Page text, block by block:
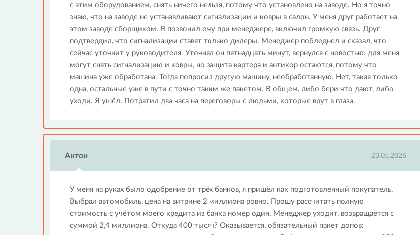
с этим оборудованием, снять ничего нельзя, потому что установлено на заводе. Но я точно
знаю, что на заводе не устанавливают сигнализации и ковры в салон. У меня друг работает на
этом заводе сборщиком. Я позвонил ему при менеджере, включил громкую связь. Друг
подтвердил, что сигнализации ставят только дилеры. Менеджер побледнел и сказал, что
сейчас уточнит у руководителя. Уточнял он пятнадцать минут, вернулся с новостью: для меня
могут снять сигнализацию и ковры, но защита картера и антикор остаются, потому что
машина уже обработана. Тогда попросил другую машину, необработанную. Нет, такая только
одна, остальные уже в пути с точно таким же пакетом. В общем, либо бери что дают, либо
уходи. Я ушёл. Потратил два часа на переговоры с людьми, которые врут в глаза.
Антон 23.05.2026
У меня на руках было одобрение от трёх банков, я пришёл как подготовленный покупатель.
Выбрал автомобиль, цена на витрине 2 миллиона ровно. Прошу рассчитать полную
стоимость с учётом моего кредита из банка номер один. Менеджер уходит, возвращается с
суммой 2,4 миллиона. Откуда 400 тысяч? Оказывается, обязательный пакет допов: